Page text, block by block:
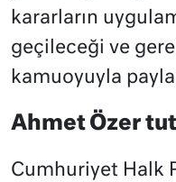
kararların
geçileceği ve
kamuoyuyla
Ahmet Özer
Cumhuriyet Halk